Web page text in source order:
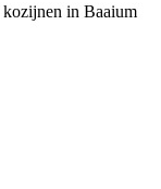
kozijnen in Baaium